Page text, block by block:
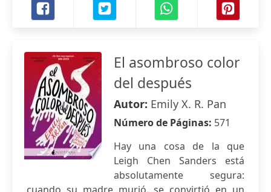
El asombroso color
del después
Autor: Emily X. R. Pan
Número de Páginas: 571
Hay una cosa de la que
Leigh Chen Sanders está
absolutamente segura: